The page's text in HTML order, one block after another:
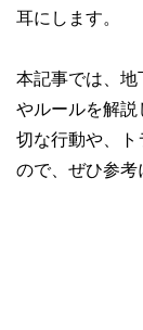
耳にします。
本記事では、地
やルールを解説
切な行動や、ト
ので、ぜひ参考